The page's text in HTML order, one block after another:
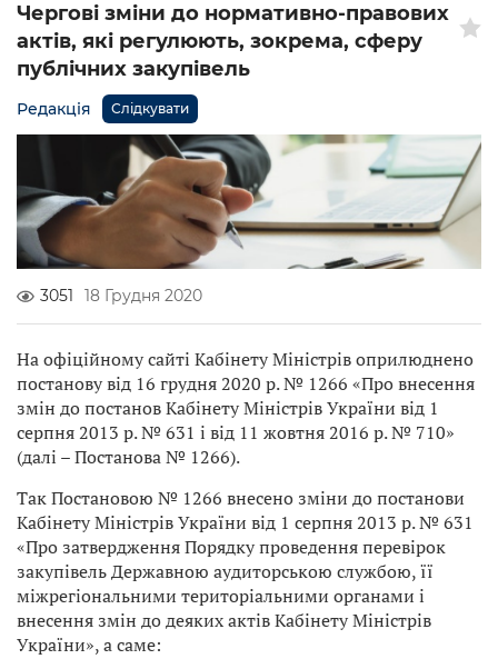
Чергові зміни до нормативно-правових
актів, які регулюють, зокрема, сферу
публічних закупівель
Редакція Слідкувати
3051 18 Грудня 2020
На офіційному сайті Кабінету Міністрів оприлюднено
постанову від 16 грудня 2020 р. № 1266 «Про внесення
змін до постанов Кабінету Міністрів України від 1
серпня 2013 р. № 631 і від 11 жовтня 2016 р. № 710»
(далі – Постанова № 1266).
Так Постановою № 1266 внесено зміни до постанови
Кабінету Міністрів України від 1 серпня 2013 р. № 631
«Про затвердження Порядку проведення перевірок
закупівель Державною аудиторською службою, її
міжрегіональними територіальними органами і
внесення змін до деяких актів Кабінету Міністрів
України», а саме: